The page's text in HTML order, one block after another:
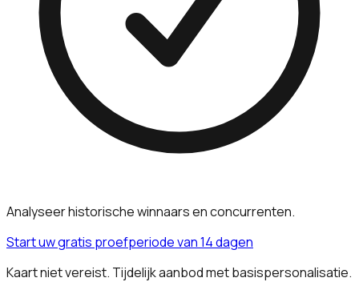
Analyseer historische winnaars en concurrenten.
Start uw gratis proefperiode van 14 dagen
Kaart niet vereist. Tijdelijk aanbod met basispersonalisatie.